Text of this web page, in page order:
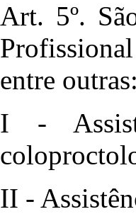
Art. 5º.
entre outras:
I -
II -